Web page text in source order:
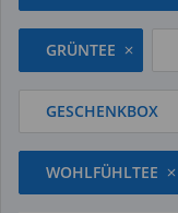
GRÜNTEE
GESCHENKBOX
WOHLFÜHLTEE